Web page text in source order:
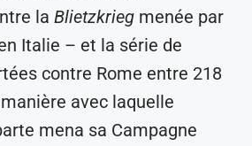
la Blietzkrieg menée par
Italie – et la série de
contre Rome entre 218
avec laquelle
mena sa Campagne